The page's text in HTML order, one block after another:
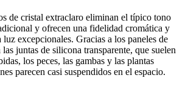
de cristal extraclaro eliminan el típico tono
y ofrecen una fidelidad cromática y
excepcionales. Gracias a los paneles de
juntas de silicona transparente, que suelen
los peces, las gambas y las plantas
parecen casi suspendidos en el espacio.